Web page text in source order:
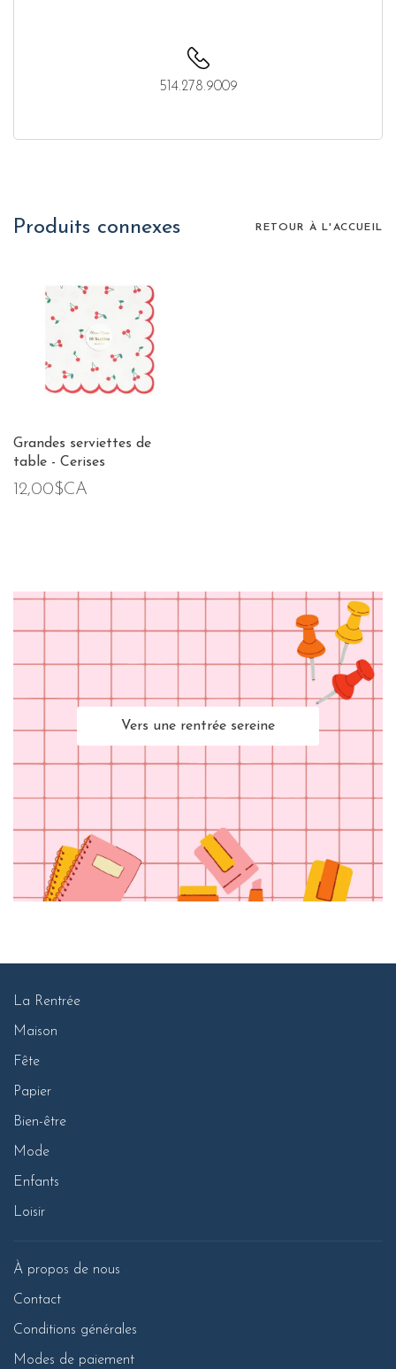
514.278.9009
Produits connexes RETOUR À L'ACCUEIL
Grandes serviettes de
table - Cerises
12,00$CA
Vers une rentrée sereine
La Rentrée
Maison
Fête
Papier
Bien-être
Mode
Enfants
Loisir
À propos de nous
Contact
Conditions générales
Modes de paiement